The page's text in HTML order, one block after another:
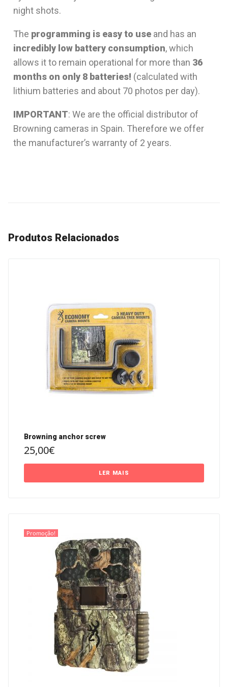
night shots.
The programming is easy to use and has an
incredibly low battery consumption, which
allows it to remain operational for more than 36
months on only 8 batteries! (calculated with
lithium batteries and about 70 photos per day).
IMPORTANT: We are the official distributor of
Browning cameras in Spain. Therefore we offer
the manufacturer’s warranty of 2 years.
Produtos Relacionados
Browning anchor screw
25,00€
LER MAIS
Promoção!